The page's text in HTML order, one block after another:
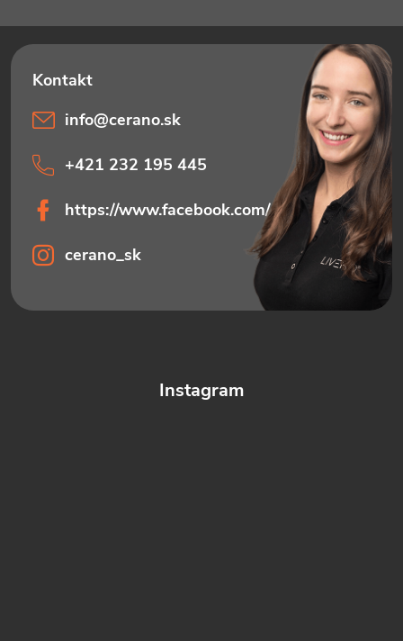
i
e
Instagram
info@cerano.sk
+421 232 195 445
https://www.facebook.com/ceranosk
cerano_sk